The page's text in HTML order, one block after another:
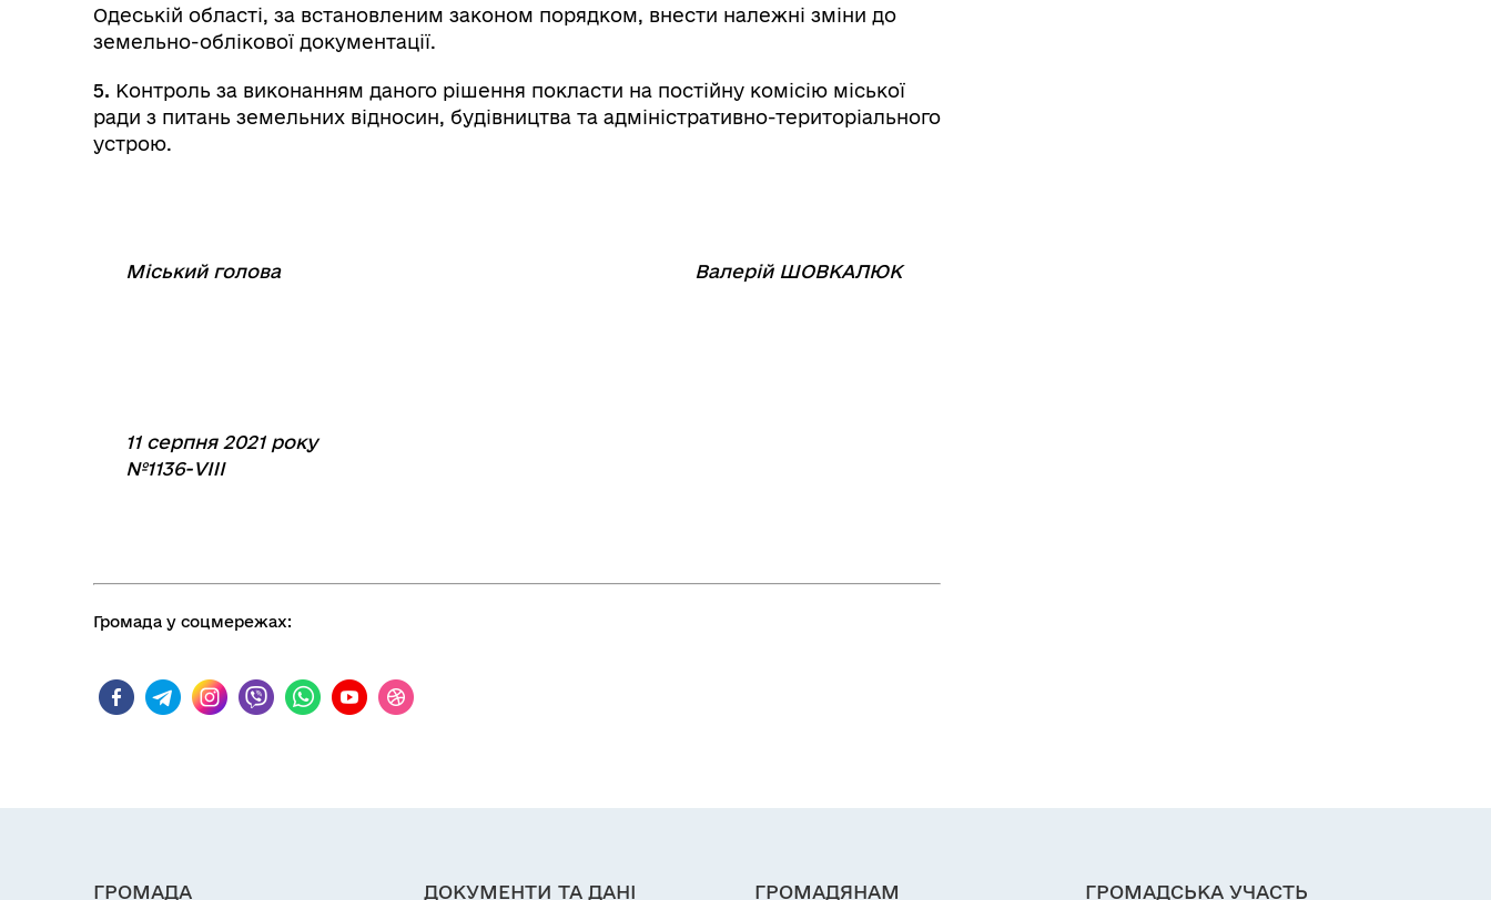
Одеській області, за встановленим законом порядком, внести належні зміни до
земельно-облікової документації.
5. Контроль за виконанням даного рішення покласти на постійну комісію міської
ради з питань земельних відносин, будівництва та адміністративно-територіального
устрою.
Міський голова⠀ Валерій ШОВКАЛЮК
11 серпня 2021 року
№1136-VIII
Громада у соцмережах:
ГРОМАДА ДОКУМЕНТИ ТА ДАНІ ГРОМАДЯНАМ ГРОМАДСЬКА УЧАСТЬ